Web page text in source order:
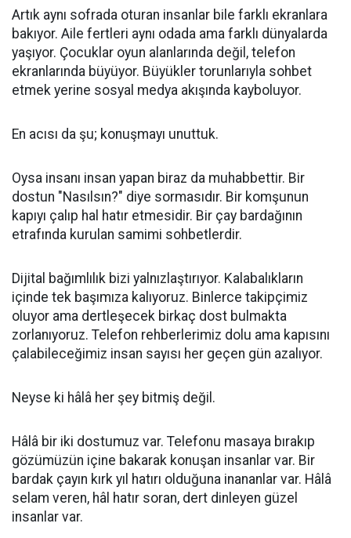
Artık aynı sofrada oturan insanlar bile farklı ekranlara
bakıyor. Aile fertleri aynı odada ama farklı dünyalarda
yaşıyor. Çocuklar oyun alanlarında değil, telefon
ekranlarında büyüyor. Büyükler torunlarıyla sohbet
etmek yerine sosyal medya akışında kayboluyor.
En acısı da şu; konuşmayı unuttuk.
Oysa insanı insan yapan biraz da muhabbettir. Bir
dostun "Nasılsın?" diye sormasıdır. Bir komşunun
kapıyı çalıp hal hatır etmesidir. Bir çay bardağının
etrafında kurulan samimi sohbetlerdir.
Dijital bağımlılık bizi yalnızlaştırıyor. Kalabalıkların
içinde tek başımıza kalıyoruz. Binlerce takipçimiz
oluyor ama dertleşecek birkaç dost bulmakta
zorlanıyoruz. Telefon rehberlerimiz dolu ama kapısını
çalabileceğimiz insan sayısı her geçen gün azalıyor.
Neyse ki hâlâ her şey bitmiş değil.
Hâlâ bir iki dostumuz var. Telefonu masaya bırakıp
gözümüzün içine bakarak konuşan insanlar var. Bir
bardak çayın kırk yıl hatırı olduğuna inananlar var. Hâlâ
selam veren, hâl hatır soran, dert dinleyen güzel
insanlar var.